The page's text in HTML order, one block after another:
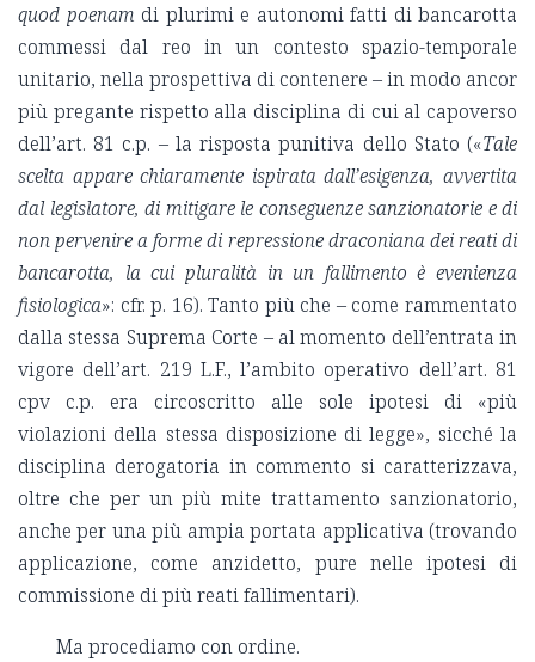
quod poenam di plurimi e autonomi fatti di bancarotta
commessi dal reo in un contesto spazio-temporale
unitario, nella prospettiva di contenere – in modo ancor
più pregante rispetto alla disciplina di cui al capoverso
dell’art. 81 c.p. – la risposta punitiva dello Stato («Tale
scelta appare chiaramente ispirata dall’esigenza, avvertita
dal legislatore, di mitigare le conseguenze sanzionatorie e di
non pervenire a forme di repressione draconiana dei reati di
bancarotta, la cui pluralità in un fallimento è evenienza
fisiologica»: cfr. p. 16). Tanto più che – come rammentato
dalla stessa Suprema Corte – al momento dell’entrata in
vigore dell’art. 219 L.F., l’ambito operativo dell’art. 81
cpv c.p. era circoscritto alle sole ipotesi di «più
violazioni della stessa disposizione di legge», sicché la
disciplina derogatoria in commento si caratterizzava,
oltre che per un più mite trattamento sanzionatorio,
anche per una più ampia portata applicativa (trovando
applicazione, come anzidetto, pure nelle ipotesi di
commissione di più reati fallimentari).
Ma procediamo con ordine.